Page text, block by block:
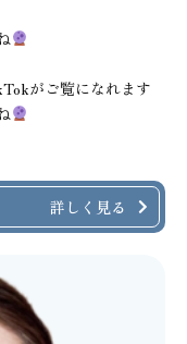
がご覧になれます
詳しく見る